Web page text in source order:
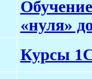
«нуля»
Курсы